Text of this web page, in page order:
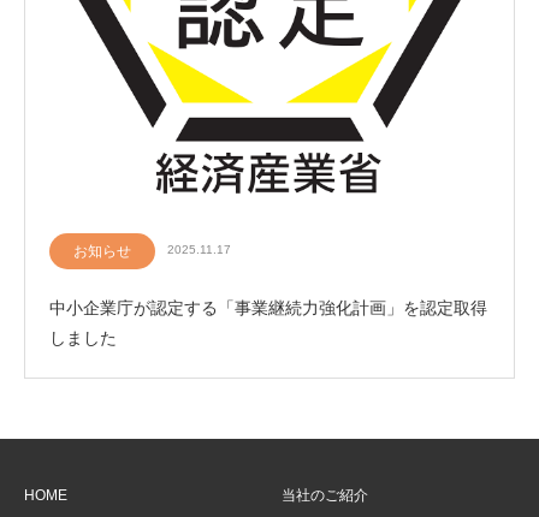
お知らせ 2025.11.17
中小企業庁が認定する「事業継続力強化計画」を認定取得
しました
HOME 当社のご紹介